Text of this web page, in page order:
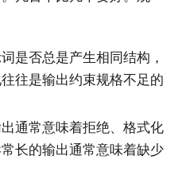
词是否总是产生相同结构，
往是输出约束规格不足的
出通常意味着拒绝、格式化
长的输出通常意味着缺少